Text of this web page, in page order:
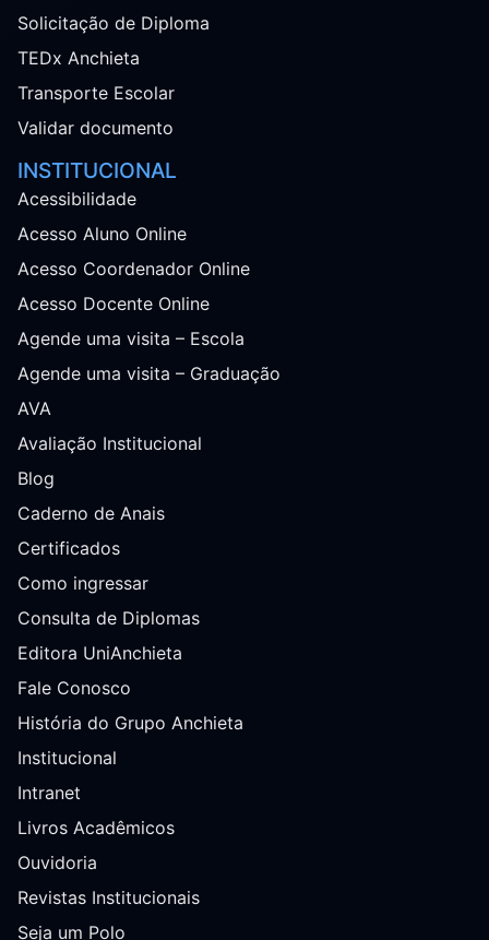
Solicitação de Diploma
TEDx Anchieta
Transporte Escolar
Validar documento
INSTITUCIONAL
Acessibilidade
Acesso Aluno Online
Acesso Coordenador Online
Acesso Docente Online
Agende uma visita – Escola
Agende uma visita – Graduação
AVA
Avaliação Institucional
Blog
Caderno de Anais
Certificados
Como ingressar
Consulta de Diplomas
Editora UniAnchieta
Fale Conosco
História do Grupo Anchieta
Institucional
Intranet
Livros Acadêmicos
Ouvidoria
Revistas Institucionais
Seja um Polo